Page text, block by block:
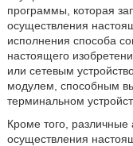
программы, которая
осуществления
исполнения способа
настоящего
или сетевым
модулем, способным
терминальном
Кроме того, различные
осуществления